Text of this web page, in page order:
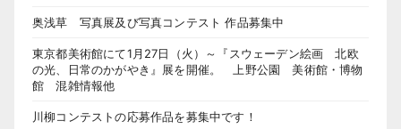
奥浅草 写真展及び写真コンテスト 作品募集中
東京都美術館にて1月27日（火）～『スウェーデン絵画 北欧
の光、日常のかがやき』展を開催。 上野公園 美術館・博物
館 混雑情報他
川柳コンテストの応募作品を募集中です！